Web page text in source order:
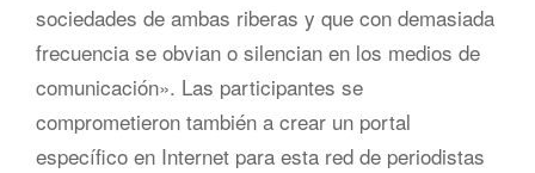
sociedades de ambas riberas y que con demasiada
frecuencia se obvian o silencian en los medios de
comunicación». Las participantes se
comprometieron también a crear un portal
específico en Internet para esta red de periodistas